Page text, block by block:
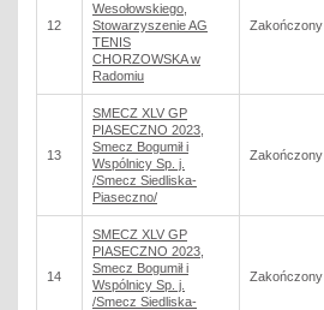
12
Wesołowskiego,
Stowarzyszenie AG
TENIS
CHORZOWSKA w
Radomiu
Zakończony
13
SMECZ XLV GP
PIASECZNO 2023,
Smecz Bogumił i
Wspólnicy Sp. j.
/Smecz Siedliska-
Piaseczno/
Zakończony
14
SMECZ XLV GP
PIASECZNO 2023,
Smecz Bogumił i
Wspólnicy Sp. j.
/Smecz Siedliska-
Zakończony